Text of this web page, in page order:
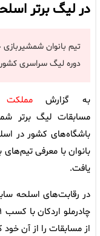
در لیگ برتر
تیم بانوان شمشیربازی
دوره لیگ سراسری
به گزارشمملکت
مسابقات لیگ برتر
باشگاه‌های کشور در
بانوان با معرفی تیم‌های
یافت.
در رقابت‌های اسلحه
از مسابقات را از آن خود